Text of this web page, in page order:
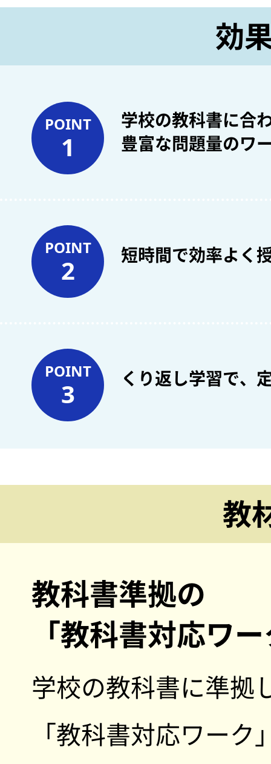
効
POINT
1
学校の教科書に合
豊富な問題量のワ
POINT
2 短時間で効率よく
POINT
3 くり返し学習で、
教
教科書準拠の
「教科書対応ワ
学校の教科書に準拠
「教科書対応ワーク